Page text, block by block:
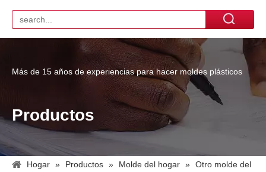
Más de 15 años de experiencias para hacer moldes plásticos
Productos
Hogar » Productos » Molde del hogar » Otro molde del